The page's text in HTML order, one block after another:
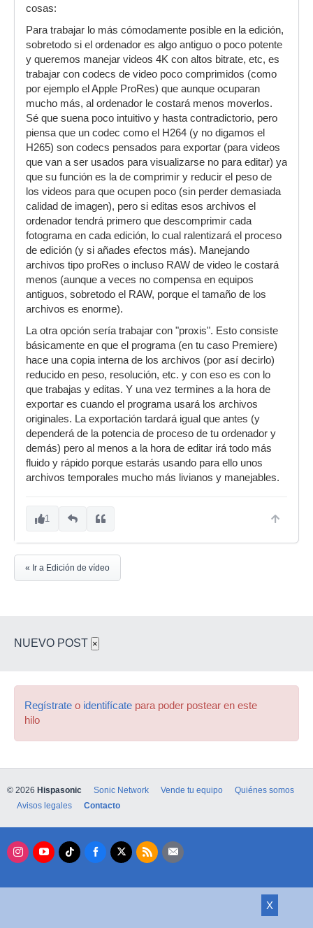
cosas:
Para trabajar lo más cómodamente posible en la edición,
sobretodo si el ordenador es algo antiguo o poco potente
y queremos manejar videos 4K con altos bitrate, etc, es
trabajar con codecs de video poco comprimidos (como
por ejemplo el Apple ProRes) que aunque ocuparan
mucho más, al ordenador le costará menos moverlos.
Sé que suena poco intuitivo y hasta contradictorio, pero
piensa que un codec como el H264 (y no digamos el
H265) son codecs pensados para exportar (para videos
que van a ser usados para visualizarse no para editar) ya
que su función es la de comprimir y reducir el peso de
los videos para que ocupen poco (sin perder demasiada
calidad de imagen), pero si editas esos archivos el
ordenador tendrá primero que descomprimir cada
fotograma en cada edición, lo cual ralentizará el proceso
de edición (y si añades efectos más). Manejando
archivos tipo proRes o incluso RAW de video le costará
menos (aunque a veces no compensa en equipos
antiguos, sobretodo el RAW, porque el tamaño de los
archivos es enorme).
La otra opción sería trabajar con "proxis". Esto consiste
básicamente en que el programa (en tu caso Premiere)
hace una copia interna de los archivos (por así decirlo)
reducido en peso, resolución, etc. y con eso es con lo
que trabajas y editas. Y una vez termines a la hora de
exportar es cuando el programa usará los archivos
originales. La exportación tardará igual que antes (y
dependerá de la potencia de proceso de tu ordenador y
demás) pero al menos a la hora de editar irá todo más
fluido y rápido porque estarás usando para ello unos
archivos temporales mucho más livianos y manejables.
1
« Ir a Edición de vídeo
NUEVO POST ×
Regístrate o identifícate para poder postear en este
hilo
X
© 2026 Hispasonic Sonic Network Vende tu equipo
Quiénes somos
Avisos legales
Contacto